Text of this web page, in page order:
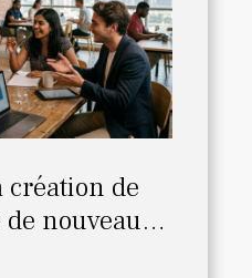
création de
nouveaux